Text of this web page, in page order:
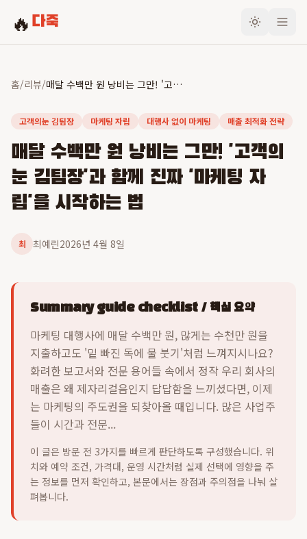
🔥 다죽
홈/리뷰/ 매달 수백만 원 낭비는 그만! '고객의눈 김팀장'과 함께 진짜 '마케팅 자립'을 시작하는 법
고객의눈 김팀장 마케팅 자립 대행사 없이 마케팅 매출 최적화 전략
매달 수백만 원 낭비는 그만! '고객의
눈 김팀장'과 함께 진짜 '마케팅 자
립'을 시작하는 법
최 최예린2026년 4월 8일
Summary guide checklist / 핵심 요약
마케팅 대행사에 매달 수백만 원, 많게는 수천만 원을
지출하고도 '밑 빠진 독에 물 붓기'처럼 느껴지시나요?
화려한 보고서와 전문 용어들 속에서 정작 우리 회사의
매출은 왜 제자리걸음인지 답답함을 느끼셨다면, 이제
는 마케팅의 주도권을 되찾아올 때입니다. 많은 사업주
들이 시간과 전문...
이 글은 방문 전 3가지를 빠르게 판단하도록 구성했습니다. 위
치와 예약 조건, 가격대, 운영 시간처럼 실제 선택에 영향을 주
는 정보를 먼저 확인하고, 본문에서는 장점과 주의점을 나눠 살
펴봅니다.